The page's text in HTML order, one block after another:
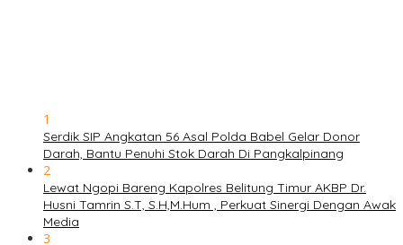
1
Serdik SIP Angkatan 56 Asal Polda Babel Gelar Donor
Darah, Bantu Penuhi Stok Darah Di Pangkalpinang
2
Lewat Ngopi Bareng Kapolres Belitung Timur AKBP Dr.
Husni Tamrin S.T, S.H,M.Hum , Perkuat Sinergi Dengan Awak
Media
3